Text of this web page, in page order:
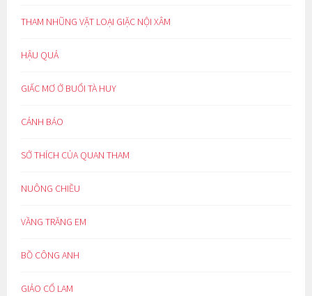
THAM NHŨNG VẶT LOẠI GIẶC NỘI XÂM
HẬU QUẢ
GIẤC MƠ Ở BUỔI TÀ HUY
CẢNH BÁO
SỞ THÍCH CỦA QUAN THAM
NUÔNG CHIỀU
VẦNG TRĂNG EM
BỒ CÔNG ANH
GIẢO CỔ LAM